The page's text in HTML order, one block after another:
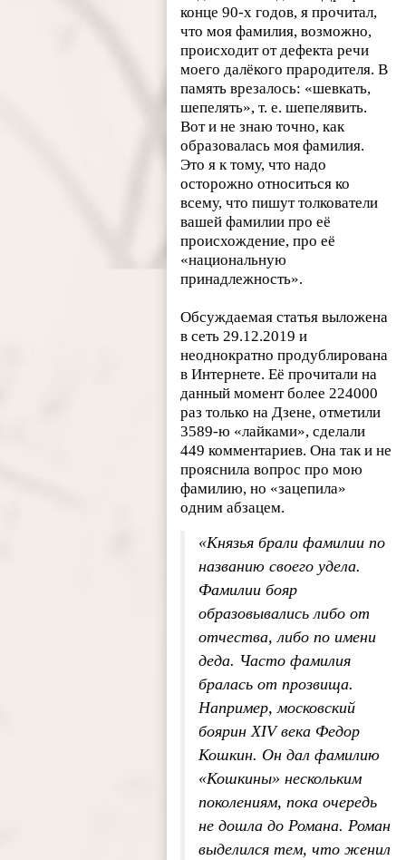
конце 90-х годов, я прочитал,
что моя фамилия, возможно,
происходит от дефекта речи
моего далёкого прародителя. В
память врезалось: «шевкать,
шепелять», т. е. шепелявить.
Вот и не знаю точно, как
образовалась моя фамилия.
Это я к тому, что надо
осторожно относиться ко
всему, что пишут толкователи
вашей фамилии про её
происхождение, про её
«национальную
принадлежность».
Обсуждаемая статья выложена
в сеть 29.12.2019 и
неоднократно продублирована
в Интернете. Её прочитали на
данный момент более 224000
раз только на Дзене, отметили
3589-ю «лайками», сделали
449 комментариев. Она так и не
прояснила вопрос про мою
фамилию, но «зацепила»
одним абзацем.
«Князья брали фамилии по
названию своего удела.
Фамилии бояр
образовывались либо от
отчества, либо по имени
деда. Часто фамилия
бралась от прозвища.
Например, московский
боярин XIV века Федор
Кошкин. Он дал фамилию
«Кошкины» нескольким
поколениям, пока очередь
не дошла до Романа. Роман
выделился тем, что женил